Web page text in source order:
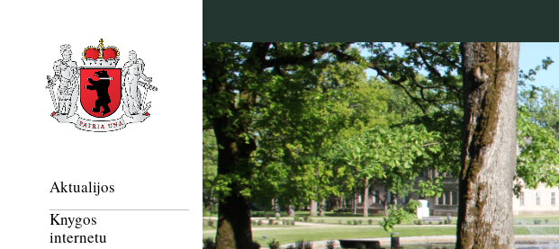
Aktualijos
Knygos
internetu